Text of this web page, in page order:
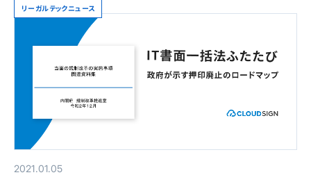
リーガルテックニュース
2021.01.05